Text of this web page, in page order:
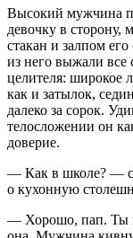
Высокий мужчина
девочку в сторону,
стакан и залпом
из него выжали все
целителя: широкое
как и затылок,
далеко за сорок.
телосложении он
доверие.
— Как в школе? —
о кухонную
— Хорошо, пап. Ты